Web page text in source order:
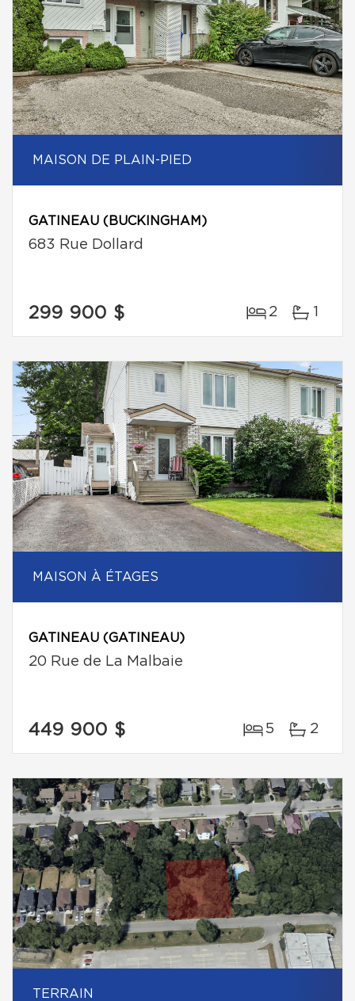
MAISON DE PLAIN-PIED
GATINEAU (BUCKINGHAM)
683 Rue Dollard
299 900 $ 2 1
MAISON À ÉTAGES
GATINEAU (GATINEAU)
20 Rue de La Malbaie
449 900 $ 5 2
TERRAIN